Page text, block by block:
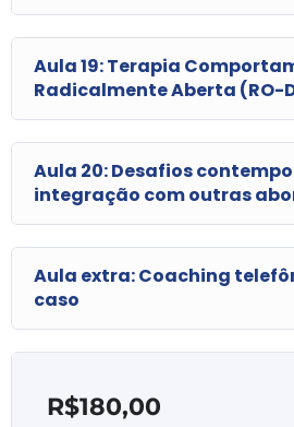
Aula 19: Terapia
Radicalmente Aberta (RO-
Aula 20: Desafios
integração com outras
Aula extra: Coaching
caso
R$180,00